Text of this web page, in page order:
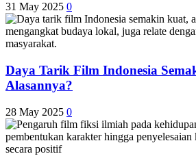
31 May 2025 0
Daya Tarik Film Indonesia
Alasannya?
28 May 2025 0